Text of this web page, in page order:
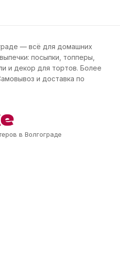
— всё для домашних
посыпки, топперы,
и декор для тортов. Более
и доставка по
в Волгограде